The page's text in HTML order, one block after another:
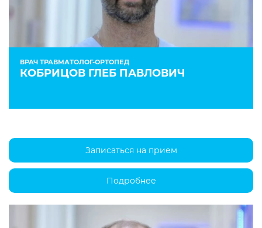
ВРАЧ ТРАВМАТОЛОГ-ОРТОПЕД
КОБРИЦОВ ГЛЕБ ПАВЛОВИЧ
Записаться на прием
Подробнее